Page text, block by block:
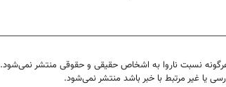
نسبت ناروا به اشخاص حقیقی و حقوقی منتشر نمی‌شود.
یا غیر مرتبط با خبر باشد منتشر نمی‌شود.